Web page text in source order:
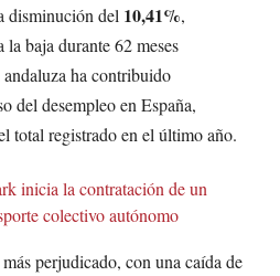
disminución del 10,41%,
baja durante 62 meses
ha contribuido
del desempleo en España,
total registrado en el último año.
inicia la contratación de un
colectivo autónomo
perjudicado, con una caída de